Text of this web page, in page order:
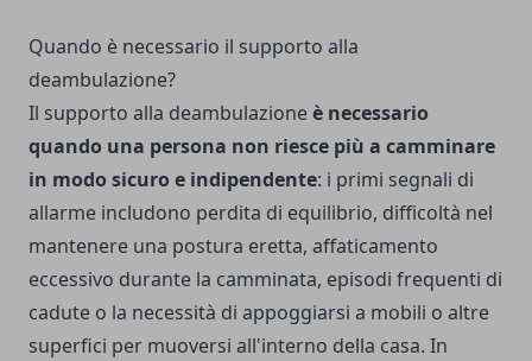
Quando è necessario il supporto alla
deambulazione?
Il supporto alla deambulazioneè necessario
quando una persona non riesce più a camminare
in modo sicuro e indipendente: i primi segnali di
allarme includono perdita di equilibrio, difficoltà nel
mantenere una postura eretta, affaticamento
eccessivo durante la camminata, episodi frequenti di
cadute o la necessità di appoggiarsi a mobili o altre
superfici per muoversi all'interno della casa. In